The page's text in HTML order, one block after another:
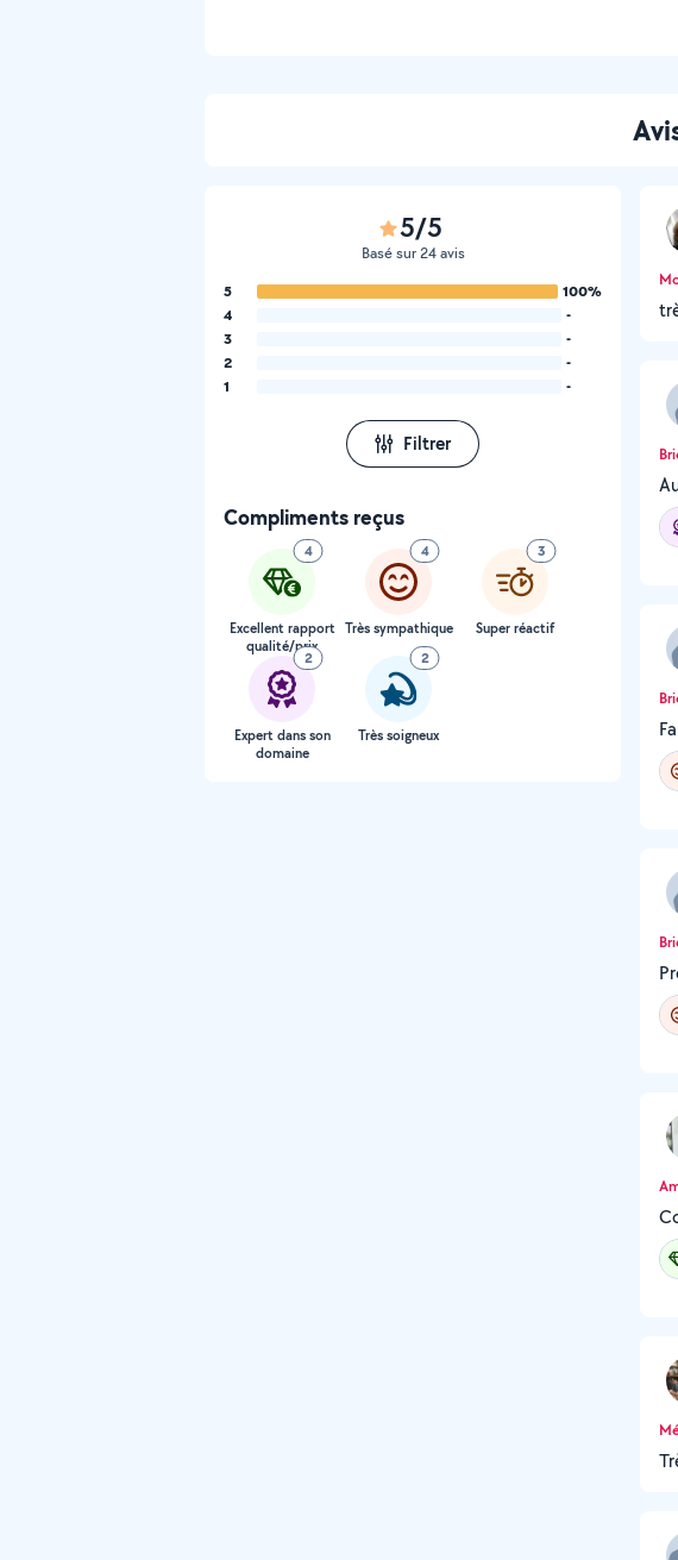
5/5
Basé sur 24 avis
5
100%
4
-
3
-
2
-
1
-
Filtrer
Compliments reçus
4
Excellent rapport
qualité/prix
4
Très sympathique
3
Super réactif
2
Expert dans son
domaine
2
Très soigneux